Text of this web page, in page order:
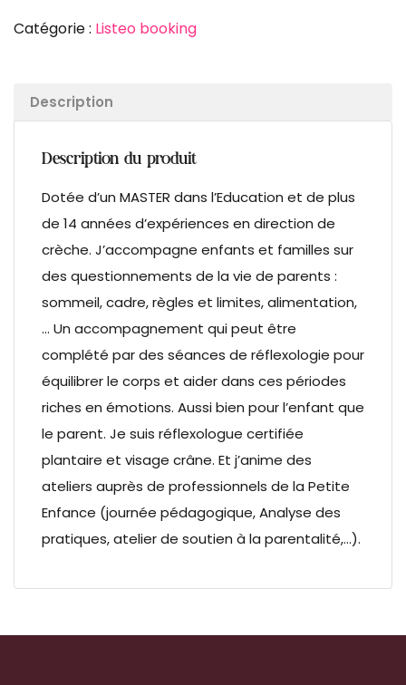
Catégorie : Listeo booking
Description
Description du produit
Dotée d’un MASTER dans l’Education et de plus
de 14 années d’expériences en direction de
crèche. J’accompagne enfants et familles sur
des questionnements de la vie de parents :
sommeil, cadre, règles et limites, alimentation,
… Un accompagnement qui peut être
complété par des séances de réflexologie pour
équilibrer le corps et aider dans ces périodes
riches en émotions. Aussi bien pour l’enfant que
le parent. Je suis réflexologue certifiée
plantaire et visage crâne. Et j’anime des
ateliers auprès de professionnels de la Petite
Enfance (journée pédagogique, Analyse des
pratiques, atelier de soutien à la parentalité,…).